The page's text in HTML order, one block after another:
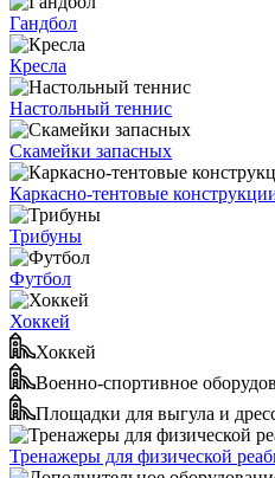
Гандбол
Кресла
Настольный теннис
Скамейки запасных
Каркасно-тентовые
Трибуны
Футбол
Хоккей
Хоккей
Военно-спортивное
Площадки для выгула и
Тренажеры для физической